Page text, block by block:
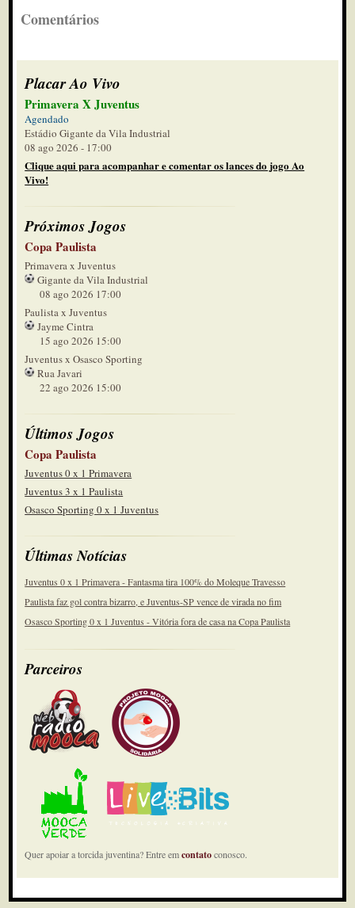
Comentários
Placar Ao Vivo
Primavera X Juventus
Agendado
Estádio Gigante da Vila Industrial
08 ago 2026 - 17:00
Clique aqui para acompanhar e comentar os lances do jogo Ao
Vivo!
Próximos Jogos
Copa Paulista
Primavera x Juventus
Gigante da Vila Industrial
08 ago 2026 17:00
Paulista x Juventus
Jayme Cintra
15 ago 2026 15:00
Juventus x Osasco Sporting
Rua Javari
22 ago 2026 15:00
Últimos Jogos
Copa Paulista
Juventus 0 x 1 Primavera
Juventus 3 x 1 Paulista
Osasco Sporting 0 x 1 Juventus
Últimas Notícias
Juventus 0 x 1 Primavera - Fantasma tira 100% do Moleque Travesso
Paulista faz gol contra bizarro, e Juventus-SP vence de virada no fim
Osasco Sporting 0 x 1 Juventus - Vitória fora de casa na Copa Paulista
Parceiros
Quer apoiar a torcida juventina? Entre emcontatoconosco.